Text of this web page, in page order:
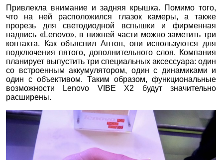
Привлекла внимание и задняя крышка. Помимо того,
что на ней расположился глазок камеры, а также
прорезь для светодиодной вспышки и фирменная
надпись «Lenovo», в нижней части можно заметить три
контакта. Как объяснил Антон, они используются для
подключения пятого, дополнительного слоя. Компания
планирует выпустить три специальных аксессуара: один
со встроенным аккумулятором, один с динамиками и
один с объективом. Таким образом, функциональные
возможности Lenovo VIBE X2 будут значительно
расширены.